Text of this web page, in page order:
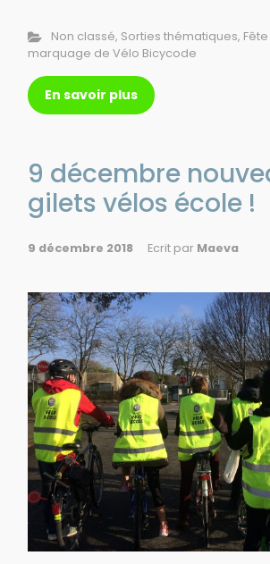
Non classé, Sorties thématiques,
marquage de Vélo Bicycode
En savoir plus
9 décembre
gilets vélos école !
9 décembre 2018 Ecrit par Maeva